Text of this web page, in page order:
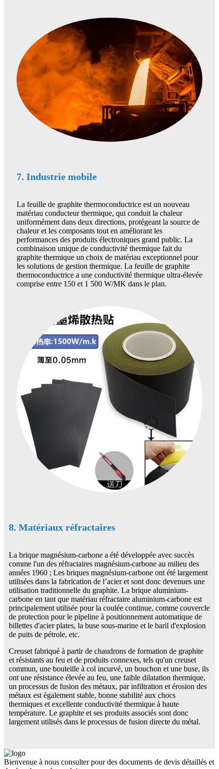
7. Industrie mobile
La feuille de graphite thermoconductrice est un nouveau
matériau conducteur thermique, qui conduit la chaleur
uniformément dans deux directions, protégeant la source de
chaleur et les composants tout en améliorant les
performances des produits électroniques grand public. La
combinaison unique de conductivité thermique fait du
graphite thermique un choix de matériau exceptionnel pour
les solutions de gestion thermique. La feuille de graphite
thermoconductrice a une conductivité thermique ultra-élevée
comprise entre 150 et 1 500 W/MK dans le plan.
8. Matériaux réfractaires
La brique magnésium-carbone a été développée avec succès
comme l'un des réfractaires magnésium-carbone au milieu des
années 1960 ; Les briques magnésium-carbone ont été largement
utilisées dans la fabrication de l’acier et sont donc devenues une
utilisation traditionnelle du graphite. La brique aluminium-
carbone en tant que matériau réfractaire aluminium-carbone est
principalement utilisée pour la coulée continue, comme couvercle
de protection pour le pipeline à positionnement automatique de
billettes d'acier plates, la buse sous-marine et le baril d'explosion
de puits de pétrole, etc.
Creuset fabriqué à partir de chaudrons de formation de graphite
et résistants au feu et de produits connexes, tels qu'un creuset
commun, une bouteille à col incurvé, un bouchon et une buse, ils
ont une résistance élevée au feu, une faible dilatation thermique,
un processus de fusion des métaux, par infiltration et érosion des
métaux est également stable, bonne stabilité aux chocs
thermiques et excellente conductivité thermique à haute
température. Le graphite et ses produits associés sont donc
largement utilisés dans le processus de fusion directe du métal.
Bienvenue à nous consulter pour des documents de devis détaillés et